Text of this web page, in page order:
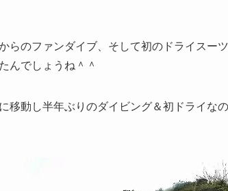
らのファンダイブ、そして初のドライスー
んでしょうね＾＾
移動し半年ぶりのダイビング＆初ドライな